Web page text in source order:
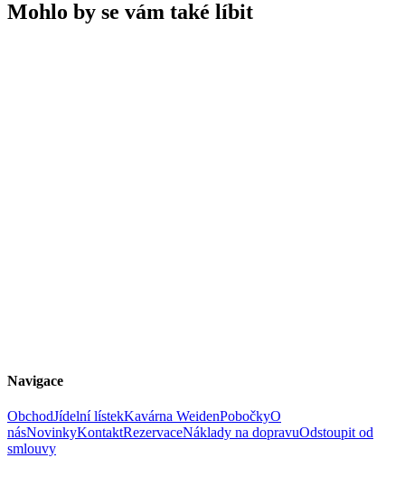
Mohlo by se vám také líbit
Navigace
ObchodJídelní lístekKavárna WeidenPobočkyO
násNovinkyKontaktRezervaceNáklady na dopravuOdstoupit od
smlouvy